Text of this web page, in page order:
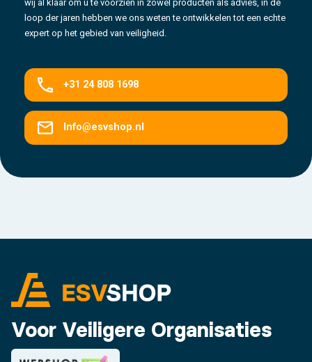
wij al klaar om u te voorzien in zowel producten als advies, in de
loop der jaren hebben we ons weten te ontwikkelen tot een echte
expert op het gebied van veiligheid.
+31 24 808 1698
Info@esvshop.nl
Voor Veiligere Organisaties